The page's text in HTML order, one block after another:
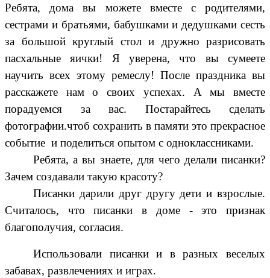
Ребята, дома вы можете вместе с родителями,
сестрами и братьями, бабушками и дедушками сесть
за большой круглый стол и дружно разрисовать
пасхальные яички! Я уверена, что вы сумеете
научить всех этому ремеслу! После праздника вы
расскажете нам о своих успехах. А мы вместе
порадуемся за вас. Постарайтесь сделать
фотографии.чтоб сохранить в памяти это прекрасное
событие и поделиться опытом с одноклассниками.
Ребята, а вы знаете, для чего делали писанки?
Зачем создавали такую красоту?
Писанки дарили друг другу дети и взрослые.
Считалось, что писанки в доме - это признак
благополучия, согласия.
Использовали писанки и в разных веселых
забавах, развлечениях и играх.